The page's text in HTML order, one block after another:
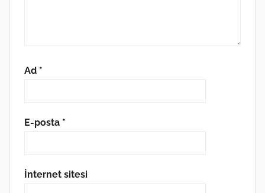
Ad *
E-posta *
İnternet sitesi